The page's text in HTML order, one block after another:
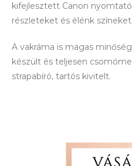
kifejlesztett Canon
részleteket és élénk színeket
A vakráma is magas
készült és teljesen
strapabíró, tartós kivitelt.